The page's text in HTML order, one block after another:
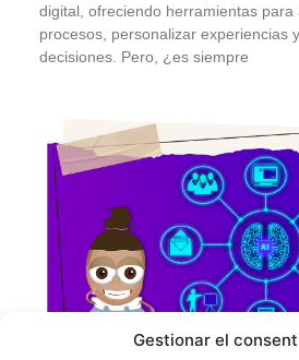
Gestionar el
digital, ofreciendo herramientas para
procesos, personalizar experiencias
decisiones. Pero, ¿es siempre